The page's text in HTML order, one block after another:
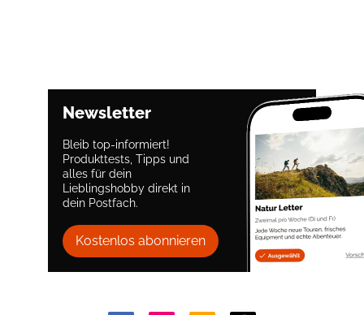
Newsletter
Bleib top-informiert!
Produkttests, Tipps und
alles für dein
Lieblingshobby direkt in
dein Postfach.
Kostenlos abonnieren